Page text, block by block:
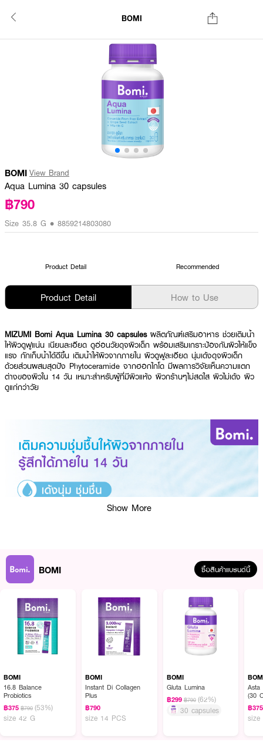
BOMI
BOMI View Brand
Aqua Lumina 30 capsules
฿790
Size 35.8 G • 8859214803080
Product Detail Recommended
Product Detail How to Use
MIZUMI Bomi Aqua Lumina 30 capsules ผลิตภัณฑ์เสริมอาหาร ช่วยเติมน้ำ
ให้ผิวดูฟูแน่น เนียนละเอียด ดูอ่อนวัยดุจผิวเด็ก พร้อมเสริมเกราะป้องกันผิวให้แข็ง
แรง กักเก็บน้ำได้ดีขึ้น เติมน้ำให้ผิวจากภายใน ผิวดูฟูละเอียด นุ่มเด้งดุจผิวเด็ก
ด้วยส่วนผสมสุดปัง Phytoceramide จากฮอกไกโด มีผลการวิจัยเห็นความแตก
ต่างของผิวใน 14 วัน เหมาะสำหรับผู้ที่มีผิวแห้ง ผิวกร้านๆไม่สดใส ผิวไม่เด้ง ผิว
ดูแก่กว่าวัย
ผลลัพธ์ที่ได้ :
ผลิตภัณฑ์เสริมอาหาร ช่วยเติมน้ำให้ผิวดูฟูแน่น เนียนละเอียด ดูอ่อนวัยดุจผิวเด็ก
Show More
BOMI ซื้อสินค้าแบรนด์นี้
BOMI
16.8 Balance
Probiotics
฿375 ฿790 (53%)
size 42 G
BOMI
Instant Di Collagen
Plus
฿790
size 14 PCS
BOMI
Gluta Lumina
฿299 ฿790 (62%)
30 capsules
Asta
(30
฿375
size